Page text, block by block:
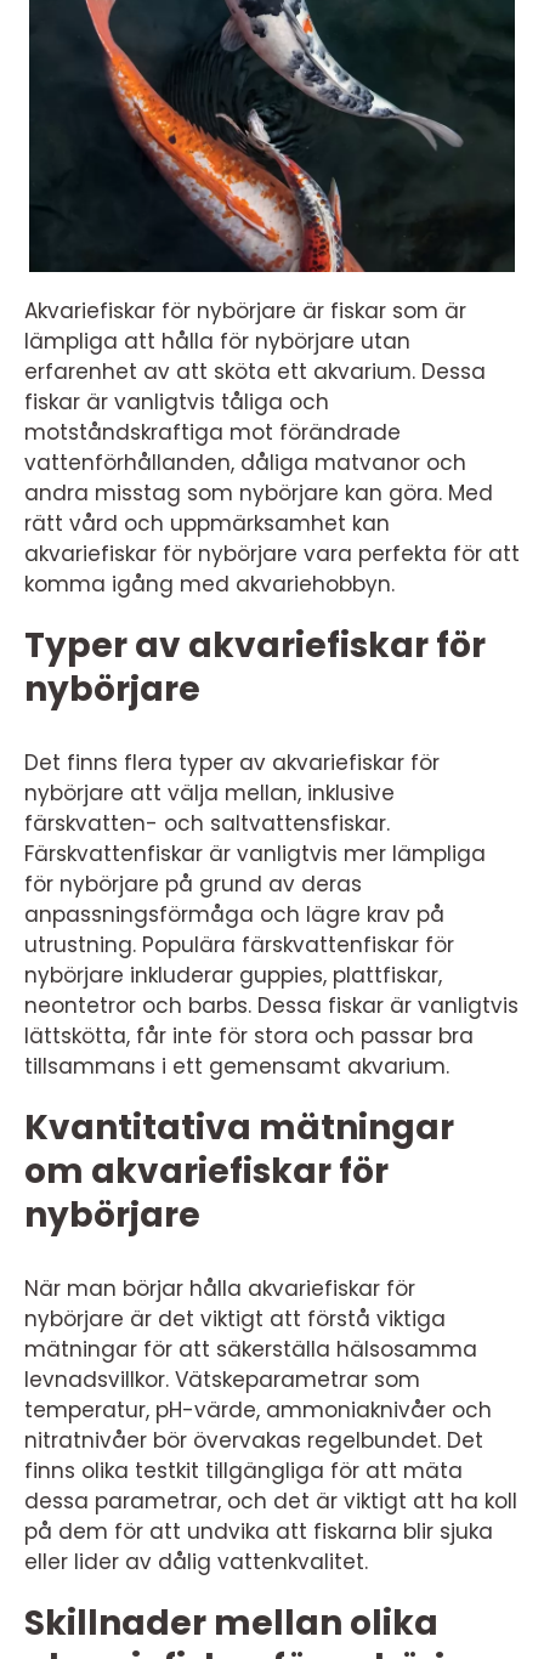
Akvariefiskar för nybörjare är fiskar som är
lämpliga att hålla för nybörjare utan
erfarenhet av att sköta ett akvarium. Dessa
fiskar är vanligtvis tåliga och
motståndskraftiga mot förändrade
vattenförhållanden, dåliga matvanor och
andra misstag som nybörjare kan göra. Med
rätt vård och uppmärksamhet kan
akvariefiskar för nybörjare vara perfekta för att
komma igång med akvariehobbyn.
Typer av akvariefiskar för
nybörjare
Det finns flera typer av akvariefiskar för
nybörjare att välja mellan, inklusive
färskvatten- och saltvattensfiskar.
Färskvattenfiskar är vanligtvis mer lämpliga
för nybörjare på grund av deras
anpassningsförmåga och lägre krav på
utrustning. Populära färskvattenfiskar för
nybörjare inkluderar guppies, plattfiskar,
neontetror och barbs. Dessa fiskar är vanligtvis
lättskötta, får inte för stora och passar bra
tillsammans i ett gemensamt akvarium.
Kvantitativa mätningar
om akvariefiskar för
nybörjare
När man börjar hålla akvariefiskar för
nybörjare är det viktigt att förstå viktiga
mätningar för att säkerställa hälsosamma
levnadsvillkor. Vätskeparametrar som
temperatur, pH-värde, ammoniaknivåer och
nitratnivåer bör övervakas regelbundet. Det
finns olika testkit tillgängliga för att mäta
dessa parametrar, och det är viktigt att ha koll
på dem för att undvika att fiskarna blir sjuka
eller lider av dålig vattenkvalitet.
Skillnader mellan olika